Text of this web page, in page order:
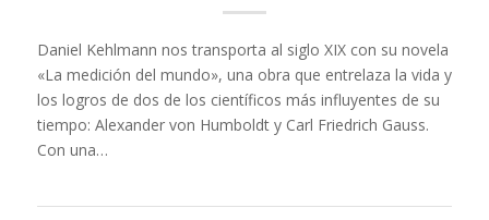
Daniel Kehlmann nos transporta al siglo XIX con su novela
«La medición del mundo», una obra que entrelaza la vida y
los logros de dos de los científicos más influyentes de su
tiempo: Alexander von Humboldt y Carl Friedrich Gauss.
Con una…